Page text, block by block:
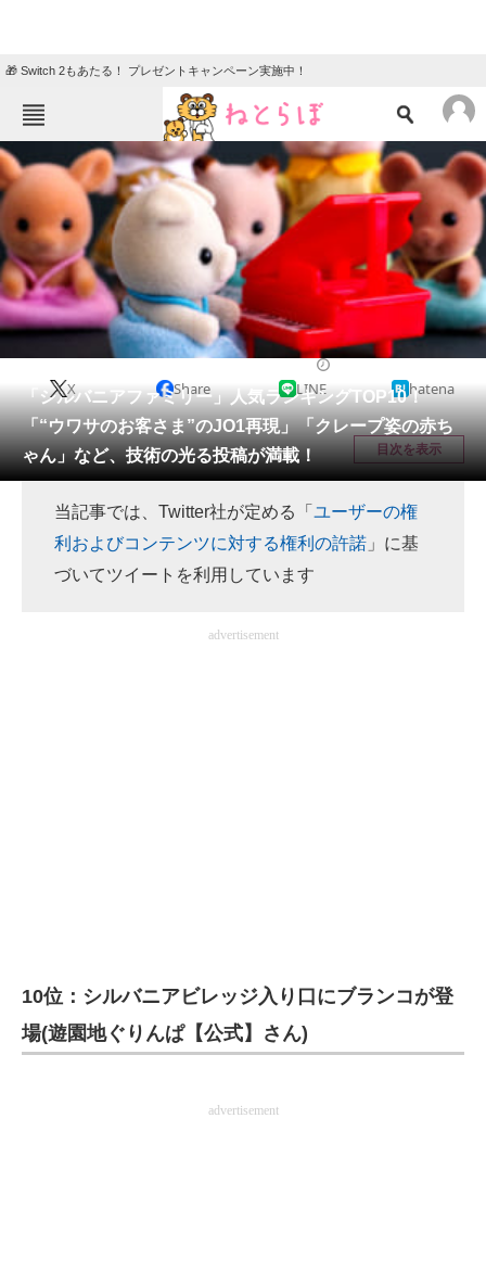
🎁 Switch 2もあたる！ プレゼントキャンペーン実施中！
ねとらぼメニュー
TOP ニュース
エンタメ クイズ
グルメ 地域
住まい 教育・育児
リサーチ
会員記事
メディア
注目記事を集めた総合ページ
ITの今と未来を見通す
スマホと通信の最新トレンド
企業向けIT製品の総合サイト
IT製品の技術・比較・事例
「シルバニアファミリー」人気ランキングTOP10！
「“ウワサのお客さま”のJO1再現」「クレープ姿の赤ち
ゃん」など、技術の光る投稿が満載！
X Share LINE hatena
目次を表示
当記事では、Twitter社が定める「 ユーザーの権
利およびコンテンツに対する権利の許諾 」に基
づいてツイートを利用しています
advertisement
10位：シルバニアビレッジ入り口にブランコが登
場(遊園地ぐりんぱ【公式】さん)
advertisement